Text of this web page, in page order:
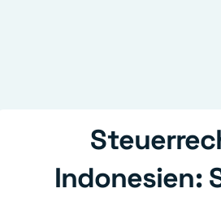
Indonesien: